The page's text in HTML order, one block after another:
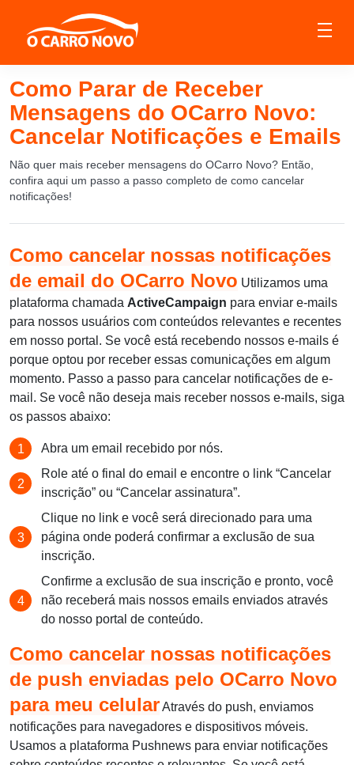
Como Parar de Receber
Mensagens do OCarro Novo:
Cancelar Notificações e Emails
Não quer mais receber mensagens do OCarro Novo? Então,
confira aqui um passo a passo completo de como cancelar
notificações!
Como cancelar nossas notificações
de email do OCarro Novo Utilizamos uma
plataforma chamada ActiveCampaign para enviar e-mails
para nossos usuários com conteúdos relevantes e recentes
em nosso portal. Se você está recebendo nossos e-mails é
porque optou por receber essas comunicações em algum
momento. Passo a passo para cancelar notificações de e-
mail. Se você não deseja mais receber nossos e-mails, siga
os passos abaixo:
Abra um email recebido por nós.
Role até o final do email e encontre o link “Cancelar
inscrição” ou “Cancelar assinatura”.
Clique no link e você será direcionado para uma
página onde poderá confirmar a exclusão de sua
inscrição.
Confirme a exclusão de sua inscrição e pronto, você
não receberá mais nossos emails enviados através
do nosso portal de conteúdo.
Como cancelar nossas notificações
de push enviadas pelo OCarro Novo
para meu celularAtravés do push, enviamos
notificações para navegadores e dispositivos móveis.
Usamos a plataforma Pushnews para enviar notificações